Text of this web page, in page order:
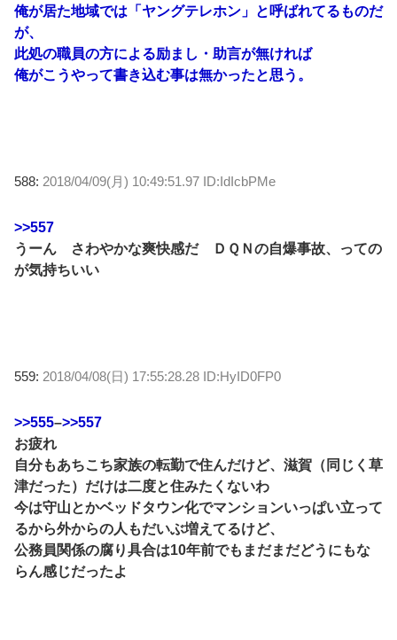
俺が居た地域では「ヤングテレホン」と呼ばれてるものだ
が、
此処の職員の方による励まし・助言が無ければ
俺がこうやって書き込む事は無かったと思う。
588: 2018/04/09(月) 10:49:51.97 ID:IdIcbPMe
>>557
うーん さわやかな爽快感だ ＤＱＮの自爆事故、っての
が気持ちいい
559: 2018/04/08(日) 17:55:28.28 ID:HyID0FP0
>>555–>>557
お疲れ
自分もあちこち家族の転勤で住んだけど、滋賀（同じく草
津だった）だけは二度と住みたくないわ
今は守山とかベッドタウン化でマンションいっぱい立って
るから外からの人もだいぶ増えてるけど、
公務員関係の腐り具合は10年前でもまだまだどうにもな
らん感じだったよ